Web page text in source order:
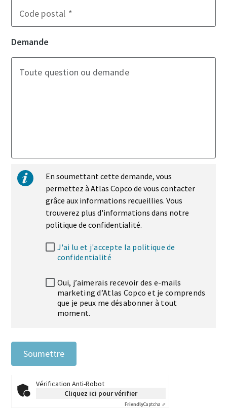
Code postal
Demande
Toute question ou demande
En soumettant cette demande, vous
permettez à Atlas Copco de vous contacter
grâce aux informations recueillies. Vous
trouverez plus d'informations dans notre
politique de confidentialité.
J'ai lu et j'accepte la politique de
confidentialité
Oui, j’aimerais recevoir des e-mails
marketing d’Atlas Copco et je comprends
que je peux me désabonner à tout
moment.
Soumettre
Vérification Anti-Robot
Cliquez ici pour vérifier
FriendlyCaptcha ⇗